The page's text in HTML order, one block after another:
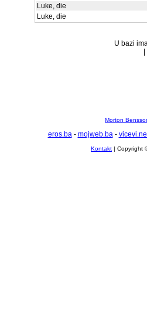
Luke, die
Luke, die
U bazi
Morton
eros.ba- mojweb.ba-
Kontakt | Copyright